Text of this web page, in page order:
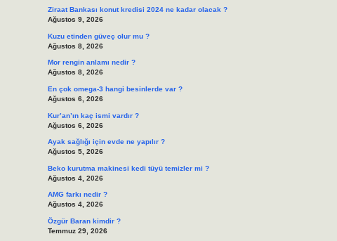
Ziraat Bankası konut kredisi 2024 ne kadar olacak ?
Ağustos 9, 2026
Kuzu etinden güveç olur mu ?
Ağustos 8, 2026
Mor rengin anlamı nedir ?
Ağustos 8, 2026
En çok omega-3 hangi besinlerde var ?
Ağustos 6, 2026
Kur’an’ın kaç ismi vardır ?
Ağustos 6, 2026
Ayak sağlığı için evde ne yapılır ?
Ağustos 5, 2026
Beko kurutma makinesi kedi tüyü temizler mi ?
Ağustos 4, 2026
AMG farkı nedir ?
Ağustos 4, 2026
Özgür Baran kimdir ?
Temmuz 29, 2026